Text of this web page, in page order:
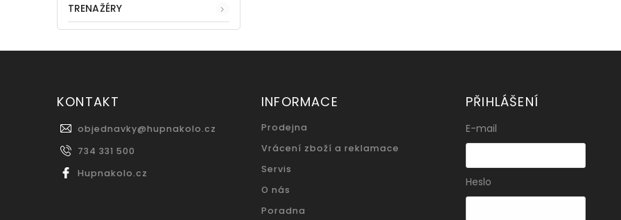
TRENAŽÉRY
KONTAKT
objednavky@hupnakolo.cz
734 331 500
Hupnakolo.cz
INFORMACE
Prodejna
Vrácení zboží a reklamace
Servis
O nás
Poradna
PŘIHLÁŠENÍ
E-mail
Heslo